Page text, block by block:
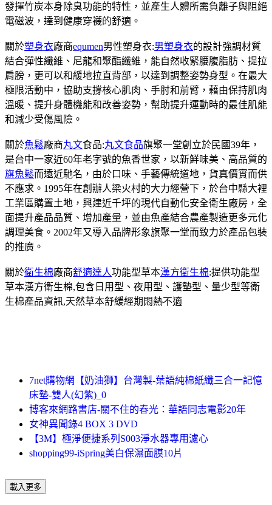
發揮竹炭本身除臭功能的特性，並產生人體所需負離子與阻絕
電磁波，達到健康穿襪的舒適。
關於塑身衣廠商equmen男性塑身衣:男塑身衣的設計強調材質
結合彈性纖維、尼龍和聚酯纖維，能自然收緊腰腹脂肪、提拉
肩膀，更可以和緩地拉直背部，以達到調整姿勢身型。在最大
極限活動中，協助支撐核心肌肉、手肘和前臂，藉由保持肌肉
溫暖、提升身體機能和改善姿勢，幫助提升運動時的最佳肌能
和減少受傷風險。
關於魚鬆廠商丸文食品:丸文食品旗聚一堂創立於民國39年，
是台中一家近60年老字號的魚香世家，以新鮮味美、高品質的
旗魚鬆而遠近馳名，由於口味、手藝傳統道地，貨真價實而供
不應求。1995年在創辦人梁火村的大力經營下，於台中縣大裡
工業區購置土地，興建近千坪的現代自動化安全衛生廠房，全
面提升產品品質、增加產量，並由魚產結合農產製造更多元化
調理美食。2002年又導入品牌形象旗聚一堂而致力於產品包裝
的推廣。
關於衛生棉廠商舒適達人功能型草本漢方衛生棉:提供功能型
草本漢方衛生棉,包含日用型、夜用型、護墊型、量少型等衛
生棉產品資訊,天然草本舒緩經期悶熱不適
7net購物網【奶油獅】台灣製-葉語純棉紙纖三合一記憶
床墊-雙人(幻紫)_0
博客來網路書店-關不住的春光：華語同志電影20年
女神異聞錄4 BOX 3 DVD
【3M】極淨便捷系列S003淨水器專用濾心
shopping99-iSpring美白保濕面膜10片
載入更多